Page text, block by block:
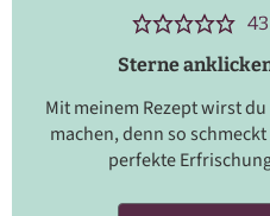
43
Sterne
Mit meinem Rezept wirst
machen, denn so
perfekte